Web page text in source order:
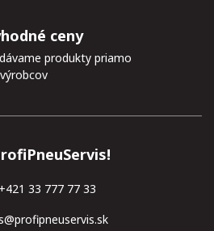
ceny
produkty priamo
+421 33 777 77 33